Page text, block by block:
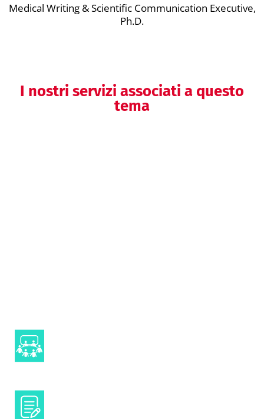
Medical Writing & Scientific Communication Executive,
Ph.D.
I nostri servizi associati a questo
tema